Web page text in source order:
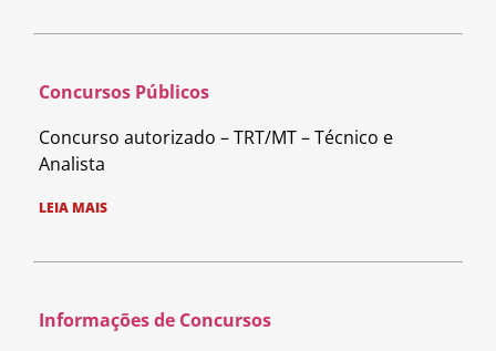
Concursos Públicos
Concurso autorizado – TRT/MT – Técnico e
Analista
LEIA MAIS
Informações de Concursos